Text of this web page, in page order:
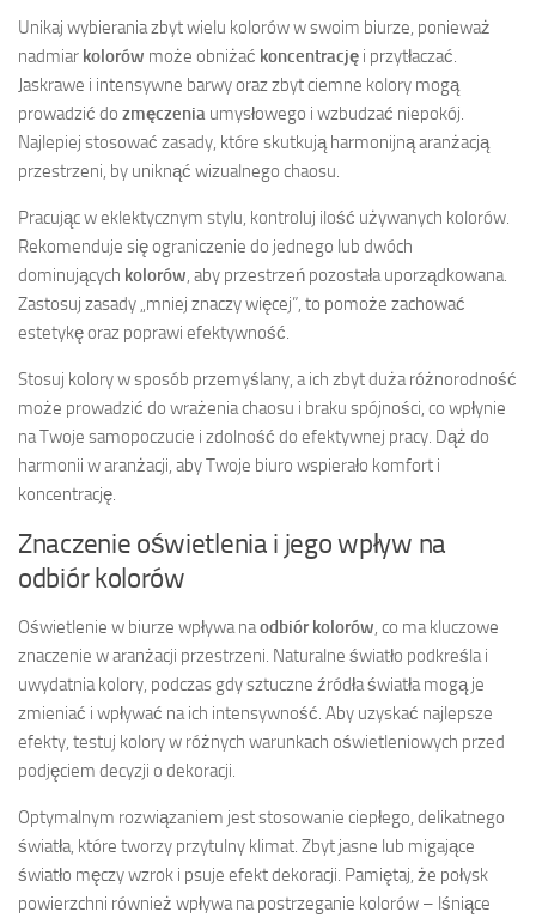
Unikaj wybierania zbyt wielu kolorów w swoim biurze, ponieważ
nadmiar kolorów może obniżać koncentrację i przytłaczać.
Jaskrawe i intensywne barwy oraz zbyt ciemne kolory mogą
prowadzić do zmęczenia umysłowego i wzbudzać niepokój.
Najlepiej stosować zasady, które skutkują harmonijną aranżacją
przestrzeni, by uniknąć wizualnego chaosu.
Pracując w eklektycznym stylu, kontroluj ilość używanych kolorów.
Rekomenduje się ograniczenie do jednego lub dwóch
dominujących kolorów, aby przestrzeń pozostała uporządkowana.
Zastosuj zasady „mniej znaczy więcej”, to pomoże zachować
estetykę oraz poprawi efektywność.
Stosuj kolory w sposób przemyślany, a ich zbyt duża różnorodność
może prowadzić do wrażenia chaosu i braku spójności, co wpłynie
na Twoje samopoczucie i zdolność do efektywnej pracy. Dąż do
harmonii w aranżacji, aby Twoje biuro wspierało komfort i
koncentrację.
Znaczenie oświetlenia i jego wpływ na
odbiór kolorów
Oświetlenie w biurze wpływa naodbiór kolorów, co ma kluczowe
znaczenie w aranżacji przestrzeni. Naturalne światło podkreśla i
uwydatnia kolory, podczas gdy sztuczne źródła światła mogą je
zmieniać i wpływać na ich intensywność. Aby uzyskać najlepsze
efekty, testuj kolory w różnych warunkach oświetleniowych przed
podjęciem decyzji o dekoracji.
Optymalnym rozwiązaniem jest stosowanie ciepłego, delikatnego
światła, które tworzy przytulny klimat. Zbyt jasne lub migające
światło męczy wzrok i psuje efekt dekoracji. Pamiętaj, że połysk
powierzchni również wpływa na postrzeganie kolorów – lśniące